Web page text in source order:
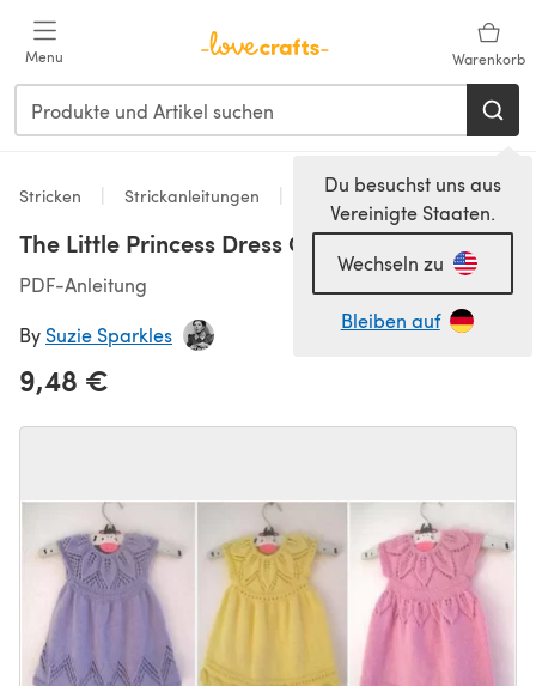
Menu Warenkorb
Du besuchst uns aus
Vereinigte Staaten.
Wechseln zu
Bleiben auf
Stricken Strickanleitungen Kleider
The Little Princess Dress Collection E-Book
PDF-Anleitung
By Suzie Sparkles
9,48 €